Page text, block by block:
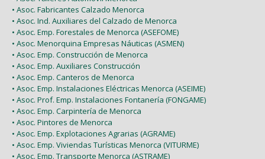
• Asoc. Fabricantes Calzado Menorca
• Asoc. Ind. Auxiliares del Calzado de Menorca
• Asoc. Emp. Forestales de Menorca (ASEFOME)
• Asoc. Menorquina Empresas Náuticas (ASMEN)
• Asoc. Emp. Construcción de Menorca
• Asoc. Emp. Auxiliares Construcción
• Asoc. Emp. Canteros de Menorca
• Asoc. Emp. Instalaciones Eléctricas Menorca (ASEIME)
• Asoc. Prof. Emp. Instalaciones Fontanería (FONGAME)
• Asoc. Emp. Carpintería de Menorca
• Asoc. Pintores de Menorca
• Asoc. Emp. Explotaciones Agrarias (AGRAME)
• Asoc. Emp. Viviendas Turísticas Menorca (VITURME)
• Asoc. Emp. Transporte Menorca (ASTRAME)